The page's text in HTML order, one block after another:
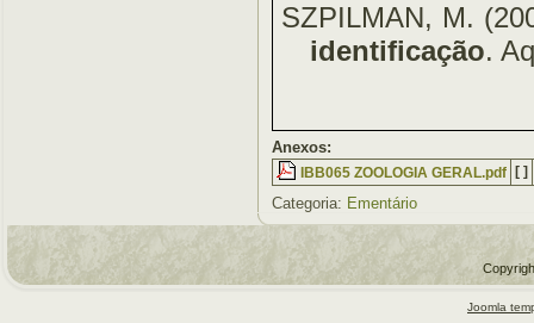
SZPILMAN, M.
identificação.
Anexos:
IBB065 ZOOLOGIA GERAL.pdf [ ]
Categoria: Ementário
Joomla